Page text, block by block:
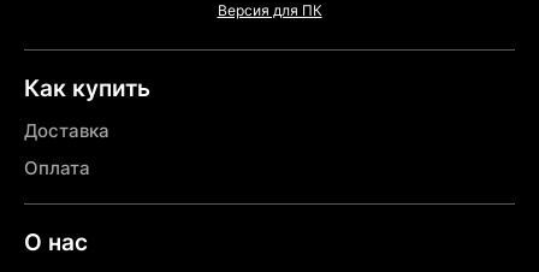
Версия для ПК
Как купить
Доставка
Оплата
О нас